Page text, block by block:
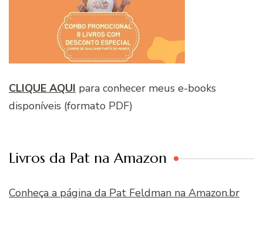
CLIQUE AQUI para conhecer meus e-books
disponíveis (formato PDF)
Livros da Pat na Amazon
Conheça a página da Pat Feldman na Amazon.br